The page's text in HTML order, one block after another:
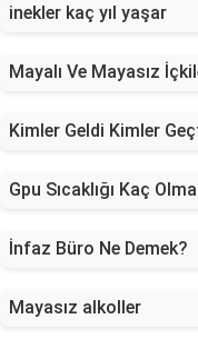
inekler kaç yıl yaşar
Mayalı Ve Mayasız
Kimler Geldi Kimler
Gpu Sıcaklığı Kaç
İnfaz Büro Ne Demek?
Mayasız alkoller